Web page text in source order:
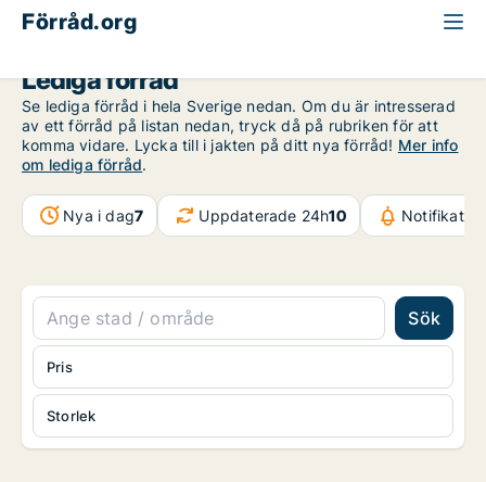
Förråd.org
Lediga förråd
Se lediga förråd i hela Sverige nedan. Om du är intresserad
av ett förråd på listan nedan, tryck då på rubriken för att
komma vidare. Lycka till i jakten på ditt nya förråd! Mer info
om lediga förråd.
Nya i dag7 Uppdaterade 24h10
Sök
Storlek
Pris